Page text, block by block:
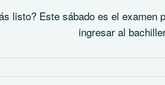
listo? Este sábado es el examen
ingresar al